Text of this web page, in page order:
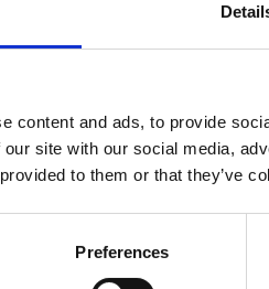
content and ads, to provide
site with our social media,
to them or that they’ve
Preferences